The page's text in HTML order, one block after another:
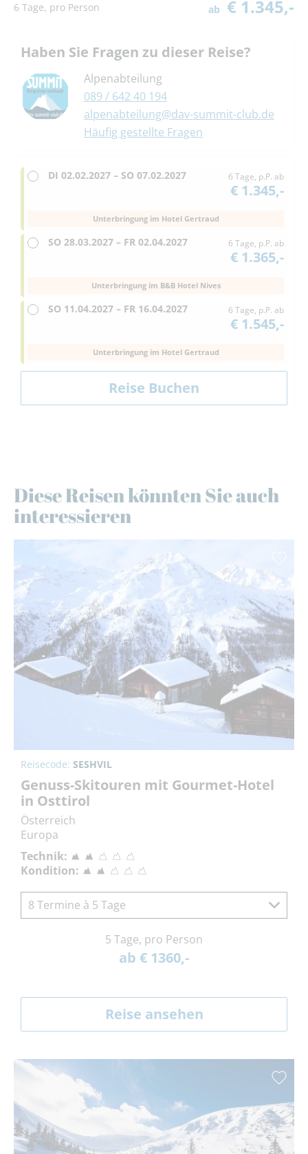
6 Tage, pro Person ab € 1.345,-
Haben Sie Fragen zu dieser Reise?
Alpenabteilung
089 / 642 40 194
alpenabteilung@dav-summit-club.de
Häufig gestellte Fragen
DI 02.02.2027 – SO 07.02.2027 6 Tage, p.P. ab
€ 1.345,-
Unterbringung im Hotel Gertraud
SO 28.03.2027 – FR 02.04.2027 6 Tage, p.P. ab
€ 1.365,-
Unterbringung im B&B Hotel Nives
SO 11.04.2027 – FR 16.04.2027 6 Tage, p.P. ab
€ 1.545,-
Unterbringung im Hotel Gertraud
Diese Reisen könnten Sie auch
interessieren
Reisecode: SESHVIL
Genuss-Skitouren mit Gourmet-Hotel
in Osttirol
Österreich
Europa
Technik:
Kondition:
8 Termine à 5 Tage
5 Tage, pro Person
ab € 1360,-
Reise ansehen